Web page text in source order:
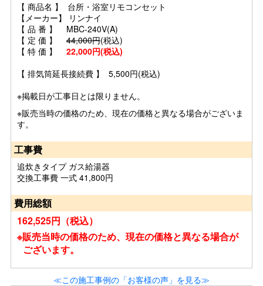
【 商品名 】 台所・浴室リモコンセット
【メーカー】 リンナイ
【 品 番 】 MBC-240V(A)
【 定 価 】 44,000円(税込)
【 特 価 】 22,000円(税込)
【 排気筒延長接続費 】 5,500円(税込)
※掲載日が工事日とは限りません。
※販売当時の価格のため、現在の価格と異なる場合がございま
す。
工事費
追炊きタイプ ガス給湯器
交換工事費 一式 41,800円
費用総額
162,525円（税込）
※販売当時の価格のため、現在の価格と異なる場合が
ございます。
≪この施工事例の「お客様の声」を見る≫